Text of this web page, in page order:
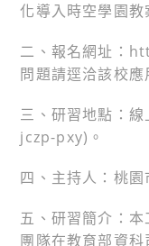
化導入時空學園教
二、報名網址：
問題請逕洽該校應
三、研習地點：
jczp-pxy)。
四、主持人：桃園
五、研習簡介：
團隊在教育部資